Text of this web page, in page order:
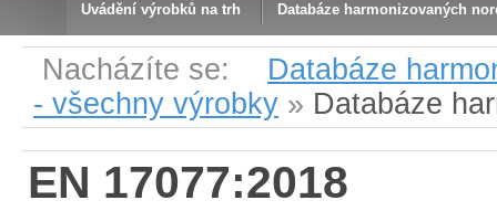
Uvádění výrobků na trh Databáze harmonizovaných
Nacházíte se:
Databáze
- všechny výrobky » Databáze
EN 17077:2018